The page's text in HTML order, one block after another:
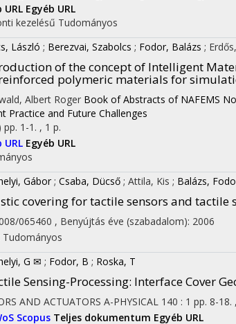
URL Egyéb URL
kezelésű Tudományos
László ; Berezvai, Szabolcs ; Fodor, Balázs ;
of the concept of Intelligent
polymeric materials for
Albert Roger Book of Abstracts of NAFEMS
Practice and Future Challenges
pp. 1-1. , 1 p.
URL Egyéb URL
Gábor ; Csaba, Dücső ; Attila, Kis ; Balázs,
covering for tactile sensors and
065460 , Benyújtás éve (szabadalom): 2006
Tudományos
G ✉ ; Fodor, B ; Roska, T
Sensing-Processing: Interface Cover
AND ACTUATORS A-PHYSICAL 140 : 1 pp. 8-18.
Scopus Teljes dokumentum Egyéb URL